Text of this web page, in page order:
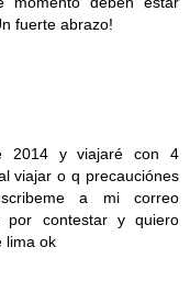
fuerte abrazo!
2014 y viajaré con 4
viajar o q precauciónes
a mi correo
por contestar y quiero
lima ok